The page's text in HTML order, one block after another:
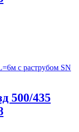
500/435